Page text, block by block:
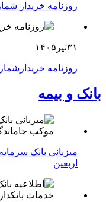
روزنامه خریدار شماره
۳۱تیر۱۴۰۵
روزنامه
بانک و بیمه
میزبانی بانک
اربعین